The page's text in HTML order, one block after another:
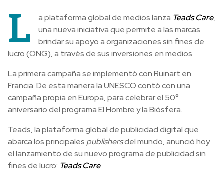
L a plataforma global de medios lanza Teads Care,
una nueva iniciativa que permite a las marcas
brindar su apoyo a organizaciones sin fines de
lucro (ONG), a través de sus inversiones en medios.
La primera campaña se implementó con Ruinart en
Francia. De esta manera la UNESCO contó con una
campaña propia en Europa, para celebrar el 50°
aniversario del programa El Hombre y la Biósfera.
Teads, la plataforma global de publicidad digital que
abarca los principales publishersdel mundo, anunció hoy
el lanzamiento de su nuevo programa de publicidad sin
fines de lucro: Teads Care.